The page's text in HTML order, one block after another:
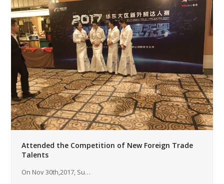
Attended the Competition of New Foreign Trade
Talents
On Nov 30th,2017, Su…